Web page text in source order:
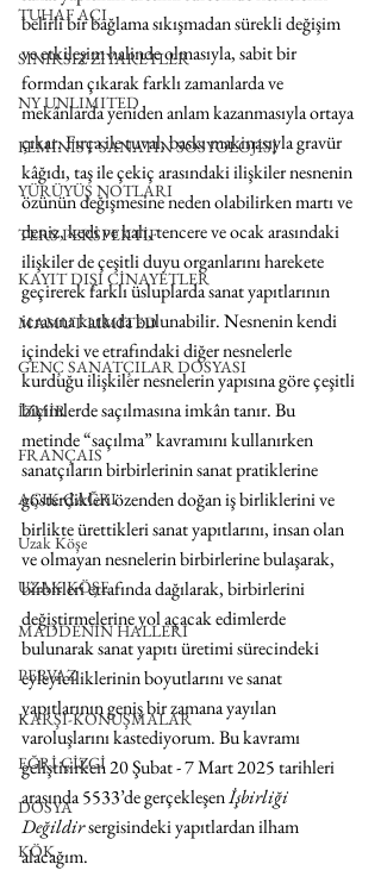
TUHAF AÇI
SINIRSIZ ZİYARETLER
NY UNLIMITED
FEMİNİST SANATIN SOSYOLOJİSİ
YÜRÜYÜŞ NOTLARI
TERS PERSPEKTİF
KAYIT DIŞI CİNAYETLER
MAMUT LIMITED
GENÇ SANATÇILAR DOSYASI
İZMİR
FRANÇAIS
AÇIK ÇAĞRI
Uzak Köşe
UZAK KÖŞE
MADDENİN HALLERİ
PERVAZ
KARŞI-KONUŞMALAR
EĞRİ ÇİZGİ
DOSYA
KÖK
belirli bir bağlama sıkışmadan sürekli değişim
ve etkileşim halinde olmasıyla, sabit bir
formdan çıkarak farklı zamanlarda ve
mekânlarda yeniden anlam kazanmasıyla ortaya
çıkar. Fırça ile tuval, baskı makinasıyla gravür
kâğıdı, taş ile çekiç arasındaki ilişkiler nesnenin
özünün değişmesine neden olabilirken martı ve
deniz, kedi ve halı, tencere ve ocak arasındaki
ilişkiler de çeşitli duyu organlarını harekete
geçirerek farklı üsluplarda sanat yapıtlarının
icrasına katkıda bulunabilir. Nesnenin kendi
içindeki ve etrafındaki diğer nesnelerle
kurduğu ilişkiler nesnelerin yapısına göre çeşitli
biçimlerde saçılmasına imkân tanır. Bu
metinde “saçılma” kavramını kullanırken
sanatçıların birbirlerinin sanat pratiklerine
gösterdikleri özenden doğan iş birliklerini ve
birlikte ürettikleri sanat yapıtlarını, insan olan
ve olmayan nesnelerin birbirlerine bulaşarak,
birbirleri etrafında dağılarak, birbirlerini
değiştirmelerine yol açacak edimlerde
bulunarak sanat yapıtı üretimi sürecindeki
eyleyiciliklerinin boyutlarını ve sanat
yapıtlarının geniş bir zamana yayılan
varoluşlarını kastediyorum. Bu kavramı
geliştirirken 20 Şubat - 7 Mart 2025 tarihleri
arasında 5533’de gerçekleşen İşbirliği
Değildir sergisindeki yapıtlardan ilham
alacağım.